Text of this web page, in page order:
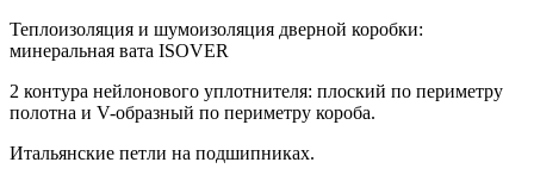
Теплоизоляция и шумоизоляция дверной коробки:
минеральная вата ISOVER
2 контура нейлонового уплотнителя: плоский по периметру
полотна и V-образный по периметру короба.
Итальянские петли на подшипниках.